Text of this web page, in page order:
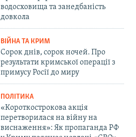
водосховища та занедбаність
довкола
ВІЙНА ТА КРИМ
Сорок днів, сорок ночей. Про
результати кримської операції з
примусу Росії до миру
ПОЛІТИКА
«Короткострокова акція
перетворилася на війну на
виснаження»: Як пропаганда РФ